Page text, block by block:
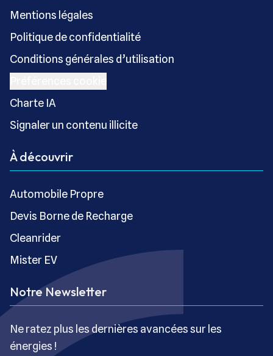
Mentions légales
Politique de confidentialité
Conditions générales d’utilisation
Charte IA
Signaler un contenu illicite
À découvrir
Automobile Propre
Devis Borne de Recharge
Cleanrider
Mister EV
Notre Newsletter
Ne ratez plus les dernières avancées sur les
énergies !